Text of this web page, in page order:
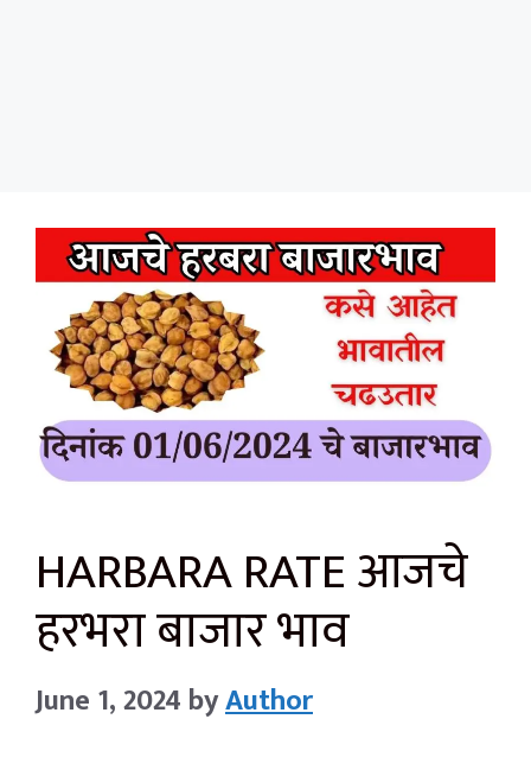
HARBARA RATE आजचे
हरभरा बाजार भाव
June 1, 2024 byAuthor